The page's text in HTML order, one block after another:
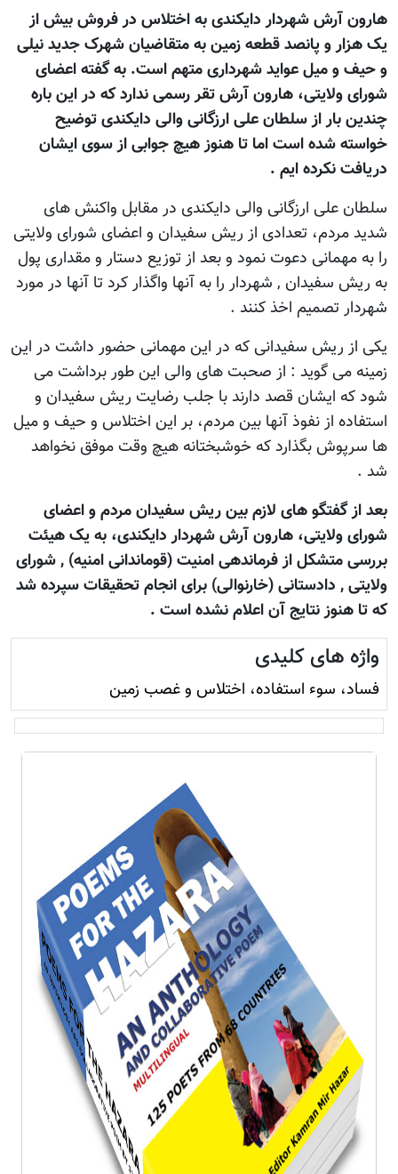
هارون آرش شهردار دایکندی به اختلاس در فروش بیش از
یک هزار و پانصد قطعه زمین به متقاضیان شهرک جدید نیلی
و حیف و میل عواید شهرداری متهم است. به گفته اعضای
شورای ولایتی، هارون آرش تقر رسمی ندارد که در اين باره
چندین بار از سلطان علی ارزگانی والی دایکندی توضیح
خواسته شده است اما تا هنوز هیچ جوابی از سوی ایشان
دریافت نکرده ایم .
سلطان علی ارزگانی والی دایکندی در مقابل واکنش های
شدید مردم، تعدادی از ریش سفیدان و اعضای شورای ولایتی
را به مهمانی دعوت نمود و بعد از توزیع دستار و مقداری پول
به ریش سفیدان , شهردار را به آنها واگذار کرد تا آنها در مورد
شهردار تصمیم اخذ کنند .
یکی از ریش سفیدانی که در این مهمانی حضور داشت در این
زمینه می گوید : از صحبت های والی این طور برداشت می
شود که ایشان قصد دارند با جلب رضایت ریش سفیدان و
استفاده از نفوذ آنها بین مردم، بر این اختلاس و حیف و میل
ها سرپوش بگذارد که خوشبختانه هیچ وقت موفق نخواهد
شد .
بعد از گفتگو های لازم بین ریش سفیدان مردم و اعضای
شورای ولایتی، هارون آرش شهردار دایکندی، به یک هیئت
بررسی متشکل از فرماندهی امنيت (قوماندانی امنیه) , شورای
ولایتی , دادستانی (خارنوالی) برای انجام تحقیقات سپرده شد
که تا هنوز نتایج آن اعلام نشده است .
واژه های کلیدی
فساد، سوء استفاده، اختلاس و غصب زمين